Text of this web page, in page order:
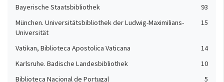
Bayerische Staatsbibliothek
93
München. Universitätsbibliothek der Ludwig-Maximilians-
Universität
15
Vatikan, Biblioteca Apostolica Vaticana
14
Karlsruhe. Badische Landesbibliothek
10
Biblioteca Nacional de Portugal
5